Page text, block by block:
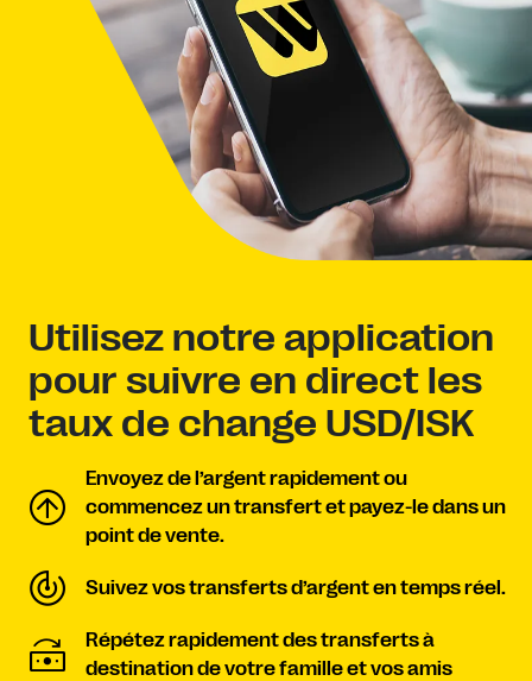
Utilisez notre application
pour suivre en direct les
taux de change USD/ISK
Envoyez de l’argent rapidement ou
commencez un transfert et payez-le dans un
point de vente.
Suivez vos transferts d’argent en temps réel.
Répétez rapidement des transferts à
destination de votre famille et vos amis